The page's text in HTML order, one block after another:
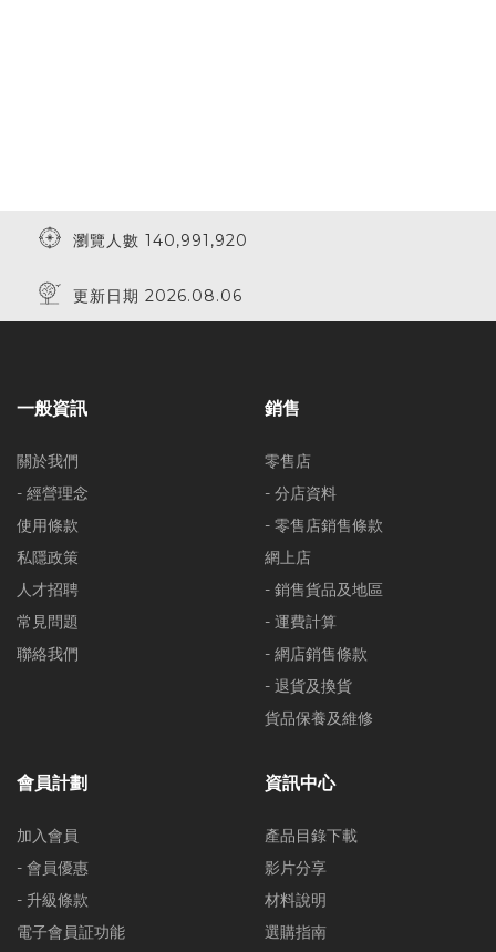
瀏覽人數 140,991,920
更新日期 2026.08.06
一般資訊
關於我們
- 經營理念
使用條款
私隱政策
人才招聘
常見問題
聯絡我們
銷售
零售店
- 分店資料
- 零售店銷售條款
網上店
- 銷售貨品及地區
- 運費計算
- 網店銷售條款
- 退貨及換貨
貨品保養及維修
會員計劃
加入會員
- 會員優惠
- 升級條款
電子會員証功能
資訊中心
產品目錄下載
影片分享
材料說明
選購指南